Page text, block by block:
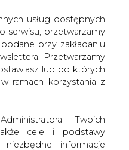
usług dostępnych
serwisu, przetwarzamy
przy zakładaniu
Przetwarzamy
lub do których
ramach korzystania z
Twoich
cele i podstawy
informacje
Orlen dba o
skomentuj
udostępnij: